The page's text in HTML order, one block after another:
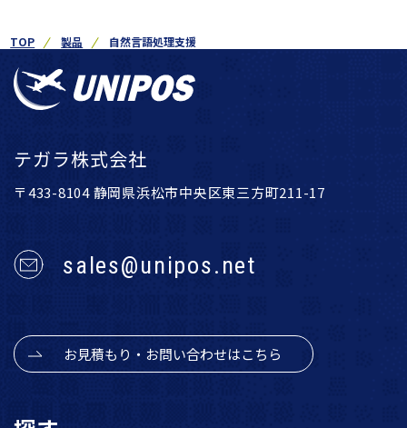
TOP 製品 自然言語処理支援
テガラ株式会社
〒433-8104 静岡県浜松市中央区東三方町211-17
sales@unipos.net
お見積もり・お問い合わせはこちら